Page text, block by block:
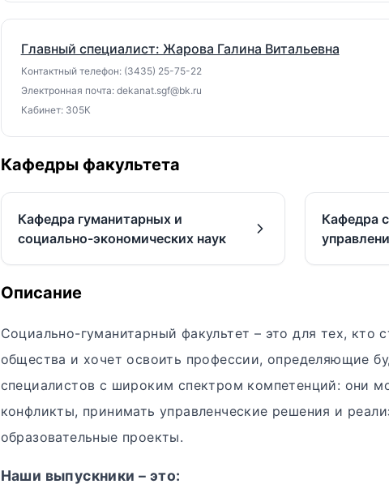
Главный специалист: Жарова Галина Витальевна
Контактный телефон: (3435) 25-75-22
Электронная почта: dekanat.sgf@bk.ru
Кабинет: 305К
Кафедры факультета
Кафедра гуманитарных и
социально-экономических наук
Кафедра
Описание
Социально-гуманитарный факультет – это для тех, кто
общества и хочет освоить профессии, определяющие
специалистов с широким спектром компетенций: они
конфликты, принимать управленческие решения и
образовательные проекты.
Наши выпускники – это: